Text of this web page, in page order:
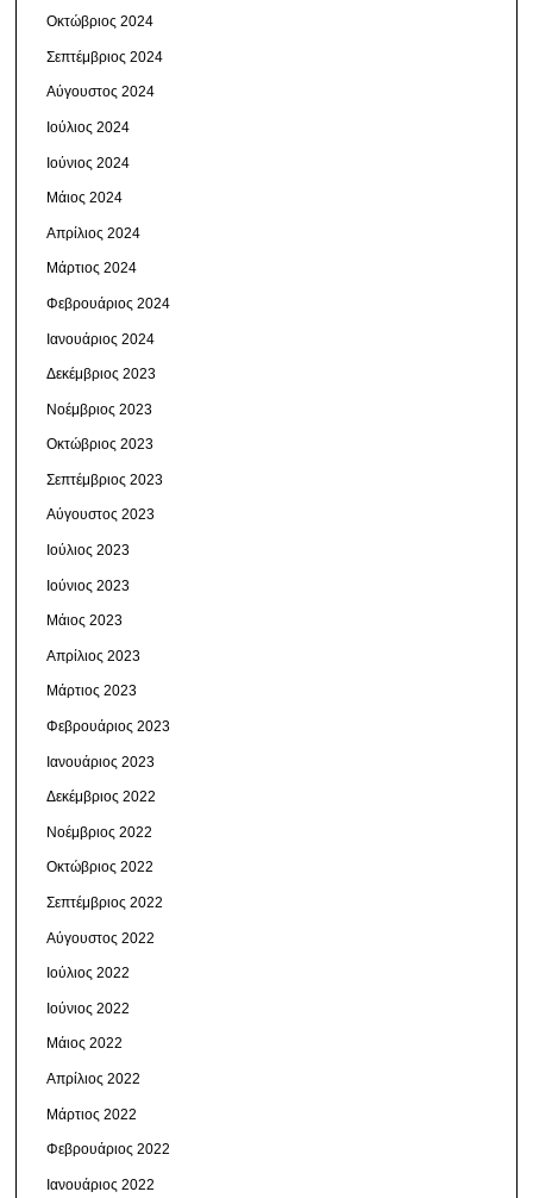
Οκτώβριος 2024
Σεπτέμβριος 2024
Αύγουστος 2024
Ιούλιος 2024
Ιούνιος 2024
Μάιος 2024
Απρίλιος 2024
Μάρτιος 2024
Φεβρουάριος 2024
Ιανουάριος 2024
Δεκέμβριος 2023
Νοέμβριος 2023
Οκτώβριος 2023
Σεπτέμβριος 2023
Αύγουστος 2023
Ιούλιος 2023
Ιούνιος 2023
Μάιος 2023
Απρίλιος 2023
Μάρτιος 2023
Φεβρουάριος 2023
Ιανουάριος 2023
Δεκέμβριος 2022
Νοέμβριος 2022
Οκτώβριος 2022
Σεπτέμβριος 2022
Αύγουστος 2022
Ιούλιος 2022
Ιούνιος 2022
Μάιος 2022
Απρίλιος 2022
Μάρτιος 2022
Φεβρουάριος 2022
Ιανουάριος 2022